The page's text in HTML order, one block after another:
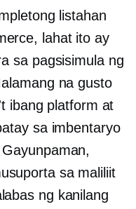
listahan
lahat ito ay
sa pagsisimula ng
na gusto
ibang platform at
sa imbentaryo
sa maliliit
ng kanilang